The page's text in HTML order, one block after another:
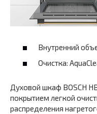
Внутренний
Очистка:
Духовой шкаф BOSCH
покрытием легкой
распределения